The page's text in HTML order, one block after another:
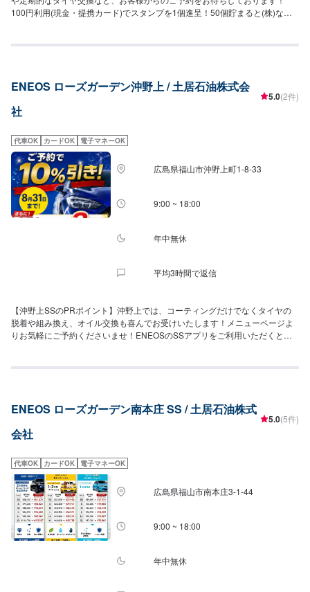
100円利用(現金・提携カード)でスタンプを1個進呈！50個貯まると(株)なか
でなどにご利用ください！大型(17kg)洗濯乾燥機：1台中型（13kg）洗濯乾
間]月〜土：10：00〜18：00日・祝：10：00〜16：00[給油営業時間]月〜
土：7：30〜20：00日・祝：8：00〜18：00【在籍整備士】三級整備士：2
名キーパーコーティングEX：1名1級：1名2級：1名【アクセス】福山駅から
ブン福山箕島町店を左手に見ながら直進して約1.3㎞ほど進むと左手に当店が
ございます。【近隣店舗紹介】・ローソン福山箕島町店(約600m)・福島通運
ローズスタジアム(約1.5㎞)
ENEOS ローズガーデン沖野上 / 土居石油株式会
社
5.0(2件)
代車OK カードOK 電子マネーOK
広島県福山市沖野上町1-8-33
9:00 ~ 18:00
年中無休
平均3時間で返信
【沖野上SSのPRポイント】沖野上では、コーティングだけでなくタイヤの
脱着や組み換え、オイル交換も喜んでお受けいたします！メニューページよ
りお気軽にご予約くださいませ！ENEOSのSSアプリをご利用いただくと、
30〜20：00日・祝8：00〜20：00【在籍整備士】二級整備士：１名三級整備
ショッピングモール北側より道を左へ出て西へ約800m進むと左手に店舗がご
ざいます。「沖野上町1丁目（東）」通過後すぐです。【近隣店舗紹介】・快
活CLUB福山緑町店(約40m)・フローリストもん本店(約60m)・快活クラブ福
ス・ガーデン(約150m)・鰻屋なか勝(約170m)・麺や遼太郎沖野上店(約
180m)・手打ちうどん杵屋本店(約240m)
ENEOS ローズガーデン南本庄 SS / 土居石油株式
会社
5.0(5件)
代車OK カードOK 電子マネーOK
広島県福山市南本庄3-1-44
9:00 ~ 18:00
年中無休